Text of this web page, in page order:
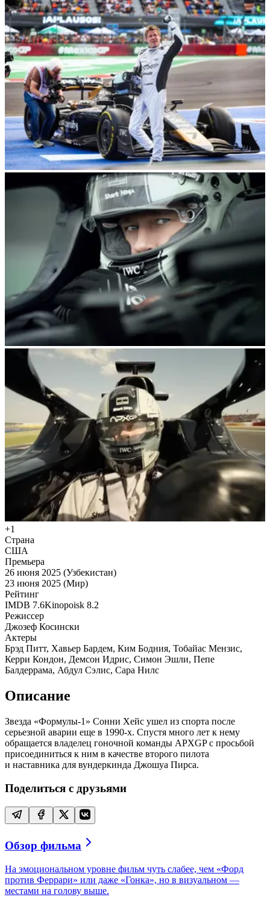
+1
Страна
США
Премьера
26 июня 2025 (Узбекистан)
23 июня 2025 (Мир)
Рейтинг
IMDB 7.6Kinopoisk 8.2
Режиссер
Джозеф Косински
Актеры
Брэд Питт, Хавьер Бардем, Ким Бодния, Тобайас Мензис,
Керри Кондон, Демсон Идрис, Симон Эшли, Пепе
Балдеррама, Абдул Сэлис, Сара Нилс
Описание
Звезда «Формулы-1» Сонни Хейс ушел из спорта после
серьезной аварии еще в 1990-х. Спустя много лет к нему
обращается владелец гоночной команды APXGP с просьбой
присоединиться к ним в качестве второго пилота
и наставника для вундеркинда Джошуа Пирса.
Поделиться с друзьями
Обзор фильма
На эмоциональном уровне фильм чуть слабее, чем «Форд
против Феррари» или даже «Гонка», но в визуальном —
местами на голову выше.